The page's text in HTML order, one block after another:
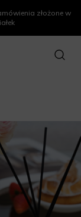
złożone w
SZUKAJ